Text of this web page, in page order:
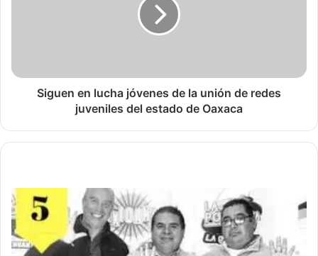
Siguen en lucha jóvenes de la unión de redes
juveniles del estado de Oaxaca